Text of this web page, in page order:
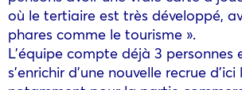
où le tertiaire est très développé,
phares comme le tourisme ».
L’équipe compte déjà 3 personnes
s’enrichir d’une nouvelle recrue